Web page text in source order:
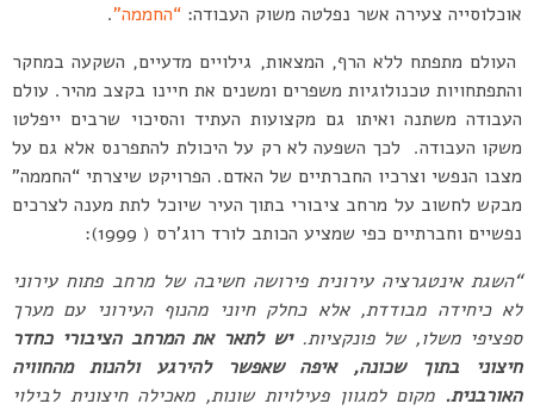
אוכלוסייה צעירה אשר נפלטה משוק העבודה: “החממה”.
העולם מתפתח ללא הרף, המצאות, גילויים מדעיים, השקעה במחקר
והתפתחויות טכנולוגיות משפרים ומשנים את חיינו בקצב מהיר. עולם
העבודה משתנה ואיתו גם מקצועות העתיד והסיכוי שרבים ייפלטו
משקו העבודה. לכך השפעה לא רק על היכולת להתפרנס אלא גם על
מצבו הנפשי וצרכיו החברתיים של האדם. הפרויקט שיצרתי “החממה”
מבקש לחשוב על מרחב ציבורי בתוך העיר שיוכל לתת מענה לצרכים
נפשיים וחברתיים כפי שמציע הכותב לורד רוג’רס ( 1999):
“השגת אינטגרציה עירונית פירושה חשיבה של מרחב פתוח עירוני
לא כיחידה מבודדת, אלא כחלק חיוני מהנוף העירוני עם מערך
ספציפי משלו, של פונקציות. יש לתאר את המרחב הציבורי כחדר
חיצוני בתוך שכונה, איפה שאפשר להירגע ולהנות מהחוויה
האורבנית. מקום למגוון פעילויות שונות, מאכילה חיצונית לבילוי